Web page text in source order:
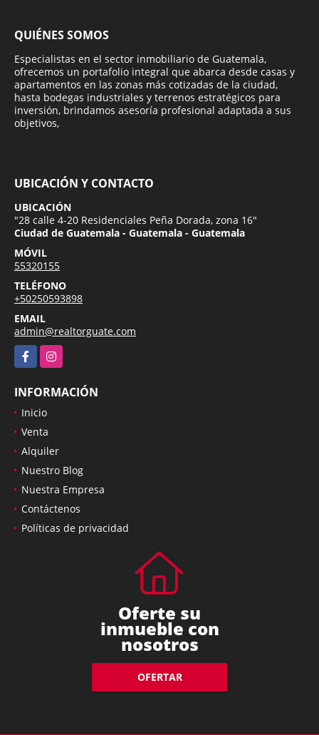
QUIÉNES SOMOS
Especialistas en el sector inmobiliario de Guatemala,
ofrecemos un portafolio integral que abarca desde casas y
apartamentos en las zonas más cotizadas de la ciudad,
hasta bodegas industriales y terrenos estratégicos para
inversión, brindamos asesoría profesional adaptada a sus
objetivos,
UBICACIÓN Y CONTACTO
UBICACIÓN
"28 calle 4-20 Residenciales Peña Dorada, zona 16"
Ciudad de Guatemala - Guatemala - Guatemala
MÓVIL
55320155
TELÉFONO
+50250593898
EMAIL
admin@realtorguate.com
FacebookInstagram
INFORMACIÓN
Inicio
Venta
Alquiler
Nuestro Blog
Nuestra Empresa
Contáctenos
Políticas de privacidad
Oferte su
inmueble con
nosotros
OFERTAR